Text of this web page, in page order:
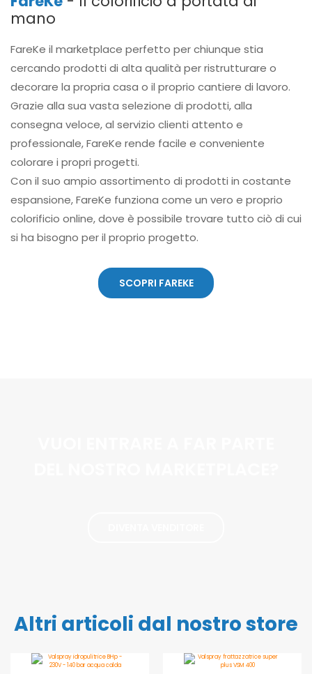
mano
FareKe il marketplace perfetto per chiunque stia
cercando prodotti di alta qualità per ristrutturare o
decorare la propria casa o il proprio cantiere di lavoro.
Grazie alla sua vasta selezione di prodotti, alla
consegna veloce, al servizio clienti attento e
professionale, FareKe rende facile e conveniente
colorare i propri progetti.
Con il suo ampio assortimento di prodotti in costante
espansione, FareKe funziona come un vero e proprio
colorificio online, dove è possibile trovare tutto ciò di cui
si ha bisogno per il proprio progetto.
SCOPRI FAREKE
Altri articoli dal nostro store